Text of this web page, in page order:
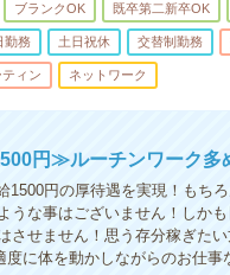
ブランクOK 既卒第二新卒OK
勤務 土日祝休 交替制勤務
ティン ネットワーク
円≫ルーチンワーク多
円の厚待遇を実現！もち
うな事はございません！しか
させません！思う存分稼ぎた
に体を動かしながらのお仕事